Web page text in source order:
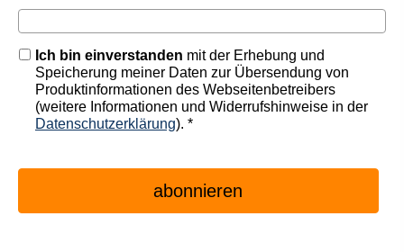
Ich bin einverstanden mit der Erhebung und
Speicherung meiner Daten zur Übersendung von
Produktinformationen des Webseitenbetreibers
(weitere Informationen und Widerrufshinweise in der
Datenschutzerklärung). *